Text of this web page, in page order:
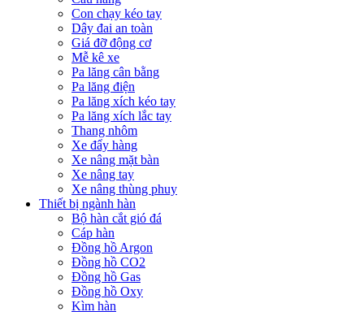
Con chạy kéo tay
Dây đai an toàn
Giá đỡ động cơ
Mễ kê xe
Pa lăng cân bằng
Pa lăng điện
Pa lăng xích kéo tay
Pa lăng xích lắc tay
Thang nhôm
Xe đẩy hàng
Xe nâng mặt bàn
Xe nâng tay
Xe nâng thùng phuy
Thiết bị ngành hàn
Bộ hàn cắt gió đá
Cáp hàn
Đồng hồ Argon
Đồng hồ CO2
Đồng hồ Gas
Đồng hồ Oxy
Kìm hàn